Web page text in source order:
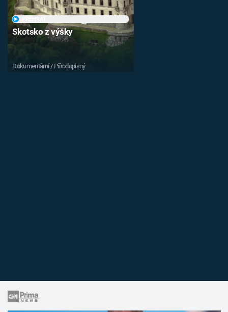
Skotsko z výšky
Dokumentární / Přírodopisný